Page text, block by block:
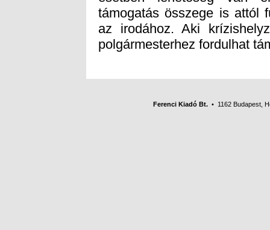
polgármesterhez fordulhat
Ferenci Kiadó Bt. • 1162 Budapest,